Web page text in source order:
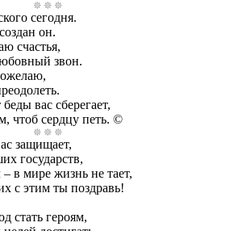
сегодня.
он.
счастья,
звон.
вас сберегает,
чтоб сердцу петь. ©
защищает,
государств,
в мире жизнь не тает,
с этим ты поздравь!
стать героям,